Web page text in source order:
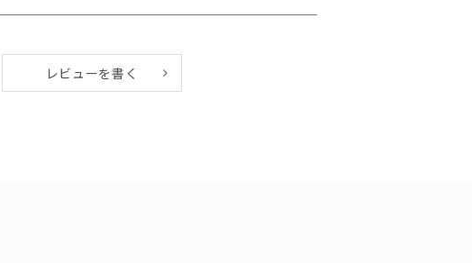
シ油、ピュアオリーブ油、マカダミアナッツ油、ヒ
、シア脂、ホホバ油、トレハロース、アロエベラ液
イド石鹸 首里-SYURI-」は、1個の売り上げにつき
レビューを書く